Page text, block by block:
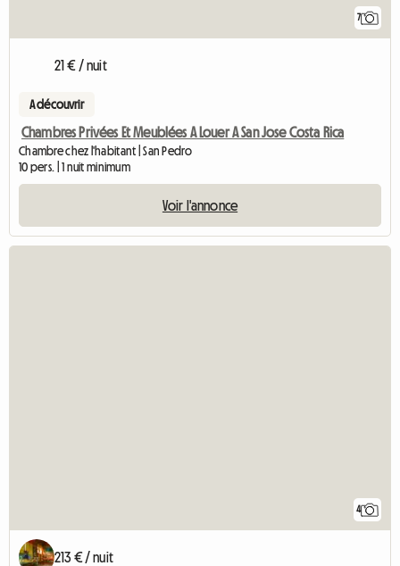
7
21 € / nuit
A découvrir
Chambres Privées Et Meublées A Louer A San Jose Costa Rica
Chambre chez l'habitant | San Pedro
10 pers. | 1 nuit minimum
Voir l'annonce
4
213 € / nuit